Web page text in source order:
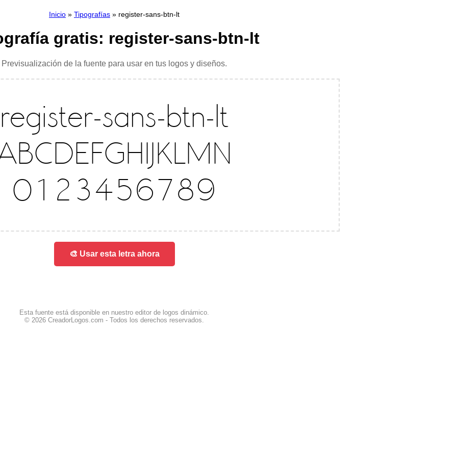
Inicio » Tipografías » register-sans-btn-lt
gratis: register-sans-btn-lt
Previsualización de la fuente para usar en tus logos y diseños.
register-sans-btn-lt
0123456789
🎨 Usar esta letra ahora
Esta fuente está disponible en nuestro editor de logos dinámico.
© 2026 CreadorLogos.com - Todos los derechos reservados.